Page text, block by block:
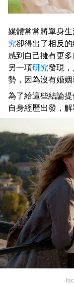
媒體常常將單身
究卻得出了相反
感到自己擁有更多
另一項研究發現
勢，因為沒有婚姻
為了給這些結論
自身經歷出發，